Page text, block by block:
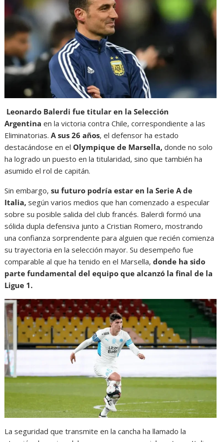
Leonardo Balerdi fue titular en la Selección
Argentinaen la victoria contra Chile, correspondiente a las
Eliminatorias. A sus 26 años, el defensor ha estado
destacándose en el Olympique de Marsella, donde no solo
ha logrado un puesto en la titularidad, sino que también ha
asumido el rol de capitán.
Sin embargo,su futuro podría estar en la Serie A de
Italia,según varios medios que han comenzado a especular
sobre su posible salida del club francés. Balerdi formó una
sólida dupla defensiva junto a Cristian Romero, mostrando
una confianza sorprendente para alguien que recién comienza
su trayectoria en la selección mayor. Su desempeño fue
comparable al que ha tenido en el Marsella,donde ha sido
parte fundamental del equipo que alcanzó la final de la
Ligue 1.
La seguridad que transmite en la cancha ha llamado la